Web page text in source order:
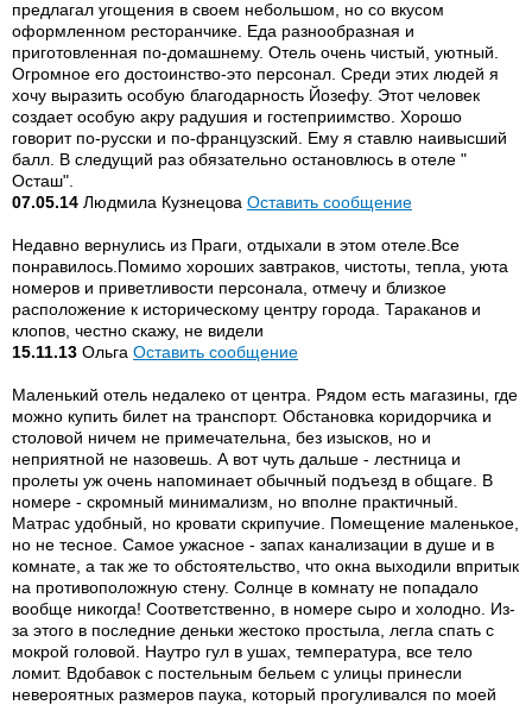
предлагал угощения в своем небольшом, но со вкусом
оформленном ресторанчике. Еда разнообразная и
приготовленная по-домашнему. Отель очень чистый, уютный.
Огромное его достоинство-это персонал. Среди этих людей я
хочу выразить особую благодарность Йозефу. Этот человек
создает особую акру радушия и гостеприимство. Хорошо
говорит по-русски и по-французский. Ему я ставлю наивысший
балл. В следущий раз обязательно остановлюсь в отеле "
Осташ".
07.05.14 Людмила Кузнецова Оставить сообщение
Недавно вернулись из Праги, отдыхали в этом отеле.Все
понравилось.Помимо хороших завтраков, чистоты, тепла, уюта
номеров и приветливости персонала, отмечу и близкое
расположение к историческому центру города. Тараканов и
клопов, честно скажу, не видели
15.11.13 Ольга Оставить сообщение
Маленький отель недалеко от центра. Рядом есть магазины, где
можно купить билет на транспорт. Обстановка коридорчика и
столовой ничем не примечательна, без изысков, но и
неприятной не назовешь. А вот чуть дальше - лестница и
пролеты уж очень напоминает обычный подъезд в общаге. В
номере - скромный минимализм, но вполне практичный.
Матрас удобный, но кровати скрипучие. Помещение маленькое,
но не тесное. Самое ужасное - запах канализации в душе и в
комнате, а так же то обстоятельство, что окна выходили впритык
на противоположную стену. Солнце в комнату не попадало
вообще никогда! Соответственно, в номере сыро и холодно. Из-
за этого в последние деньки жестоко простыла, легла спать с
мокрой головой. Наутро гул в ушах, температура, все тело
ломит. Вдобавок с постельным бельем с улицы принесли
невероятных размеров паука, который прогуливался по моей